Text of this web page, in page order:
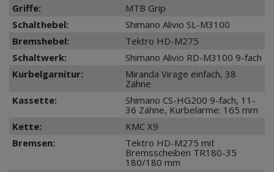
Griffe:
MTB Grip
Schalthebel:
Shimano Alivio SL-M3100
Bremshebel:
Tektro HD-M275
Schaltwerk:
Shimano Alivio RD-M3100 9-fach
Kurbelgarnitur:
Miranda Virage einfach, 38
Zähne
Kassette:
Shimano CS-HG200 9-fach, 11-
36 Zähne, Kurbelarme: 165 mm
Kette:
KMC X9
Bremsen:
Tektro HD-M275 mit
Bremsscheiben TR180-35
180/180 mm